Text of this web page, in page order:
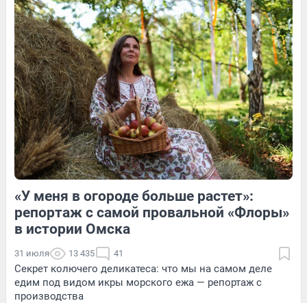
Обсудить
Обсудить Обсудить
Обсудить
«У меня в огороде больше растет»:
репортаж с самой провальной «Флоры»
в истории Омска
31 июля 13 435 41
Секрет колючего деликатеса: что мы на самом деле
едим под видом икры морского ежа — репортаж с
производства